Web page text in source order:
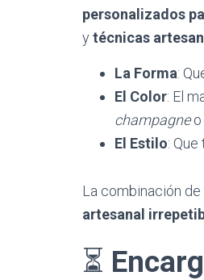
personalizados
ytécnicas
La Forma:
El Color: El
champagneo
El Estilo:
​La combinación
artesanal
​⏳